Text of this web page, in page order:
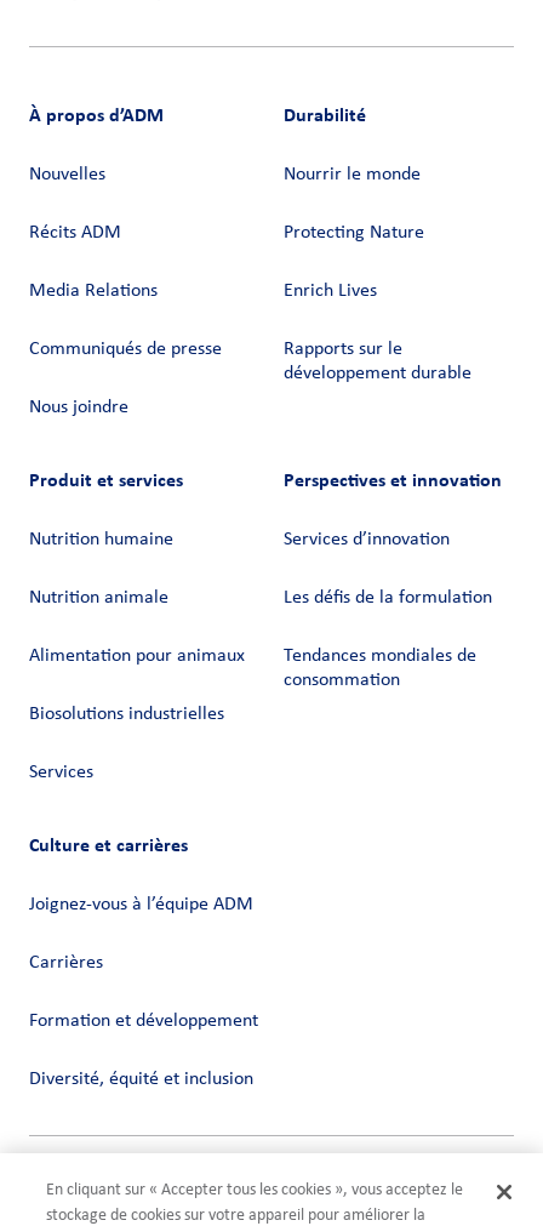
À propos d’ADM
Nouvelles
Récits ADM
Media Relations
Communiqués de presse
Nous joindre
Durabilité
Nourrir le monde
Protecting Nature
Enrich Lives
Rapports sur le
développement durable
Produit et services
Nutrition humaine
Nutrition animale
Alimentation pour animaux
Biosolutions industrielles
Services
Perspectives et innovation
Services d’innovation
Les défis de la formulation
Tendances mondiales de
consommation
Culture et carrières
Joignez-vous à l’équipe ADM
Carrières
Formation et développement
Diversité, équité et inclusion
Vie privée
Conditions
En cliquant sur « Accepter tous les cookies », vous acceptez le
stockage de cookies sur votre appareil pour améliorer la